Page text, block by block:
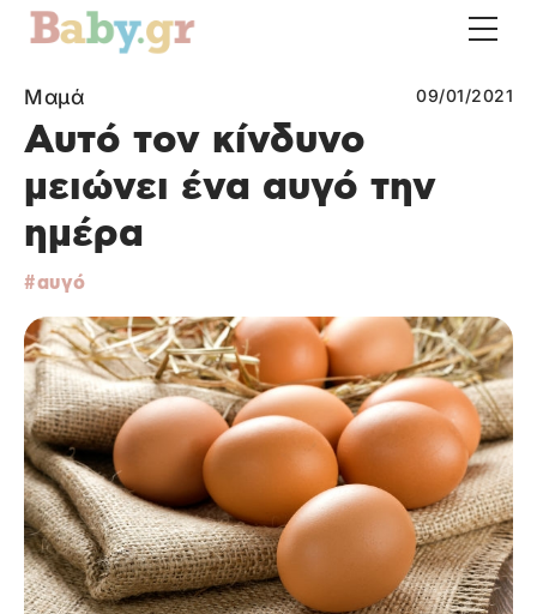
Μαμά 09/01/2021
Αυτό τον κίνδυνο
μειώνει ένα αυγό την
ημέρα
αυγό